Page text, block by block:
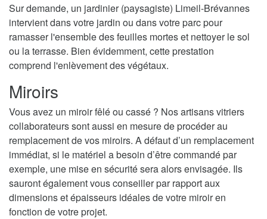
Sur demande, un jardinier (paysagiste) Limeil-Brévannes
intervient dans votre jardin ou dans votre parc pour
ramasser l'ensemble des feuilles mortes et nettoyer le sol
ou la terrasse. Bien évidemment, cette prestation
comprend l'enlèvement des végétaux.
Miroirs
Vous avez un miroir fêlé ou cassé ? Nos artisans vitriers
collaborateurs sont aussi en mesure de procéder au
remplacement de vos miroirs. A défaut d’un remplacement
immédiat, si le matériel a besoin d’être commandé par
exemple, une mise en sécurité sera alors envisagée. Ils
sauront également vous conseiller par rapport aux
dimensions et épaisseurs idéales de votre miroir en
fonction de votre projet.